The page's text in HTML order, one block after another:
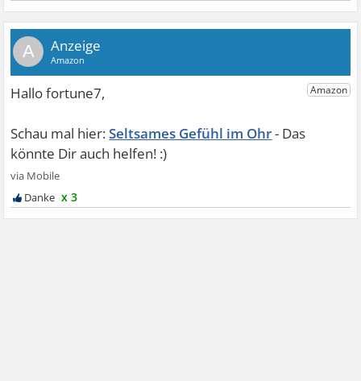
A
Seltsames Gefühl im Ohr
x 3